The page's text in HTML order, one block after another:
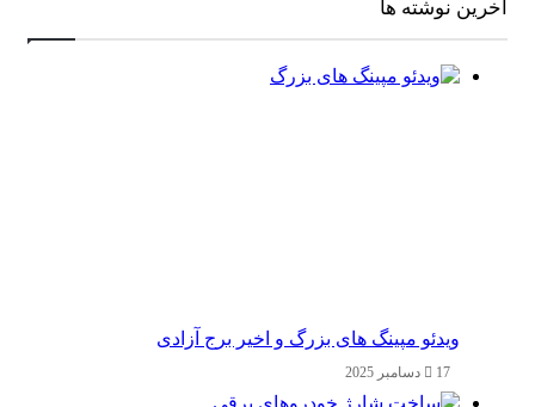
آخرین نوشته ها
ویدئو مپینگ های بزرگ و اخیر برج آزادی
17 دسامبر 2025